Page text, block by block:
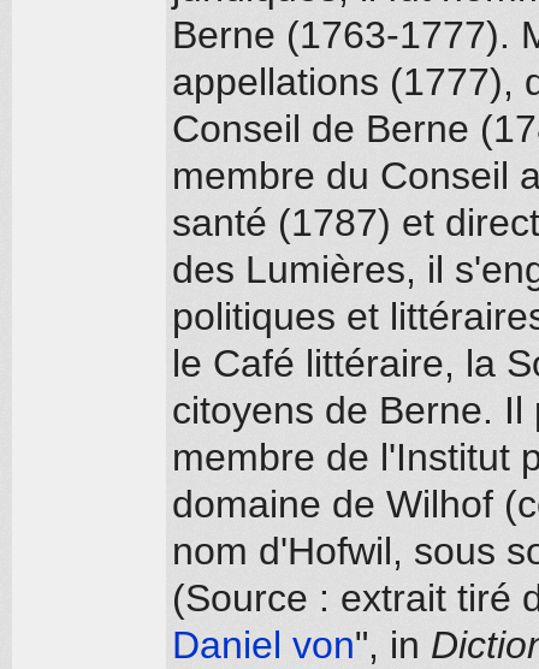
Berne (1763-1777).
appellations (1777),
Conseil de Berne
membre du Conseil
santé (1787) et
des Lumières, il
politiques et
le Café littéraire, la
citoyens de Berne.
membre de l'Institut
domaine de Wilhof
nom d'Hofwil, sous
(Source : extrait tiré
Daniel von", in